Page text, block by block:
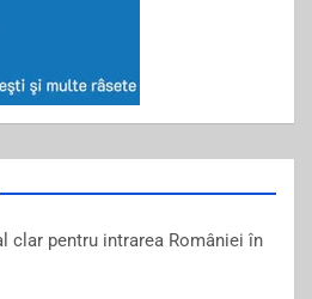
clar pentru intrarea României în